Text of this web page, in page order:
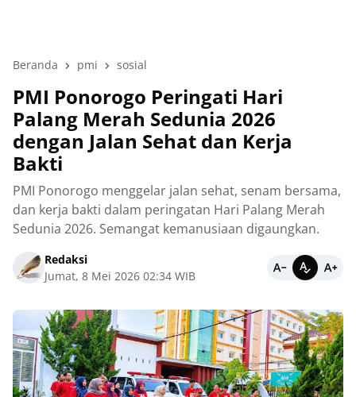
Beranda pmi sosial
PMI Ponorogo Peringati Hari
Palang Merah Sedunia 2026
dengan Jalan Sehat dan Kerja
Bakti
PMI Ponorogo menggelar jalan sehat, senam bersama,
dan kerja bakti dalam peringatan Hari Palang Merah
Sedunia 2026. Semangat kemanusiaan digaungkan.
Redaksi
Jumat, 8 Mei 2026 02:34 WIB